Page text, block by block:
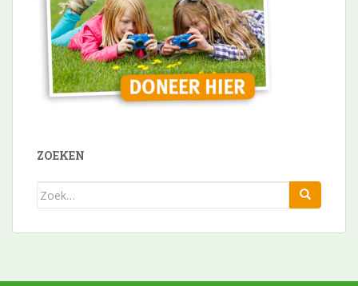
ZOEKEN
Zoek